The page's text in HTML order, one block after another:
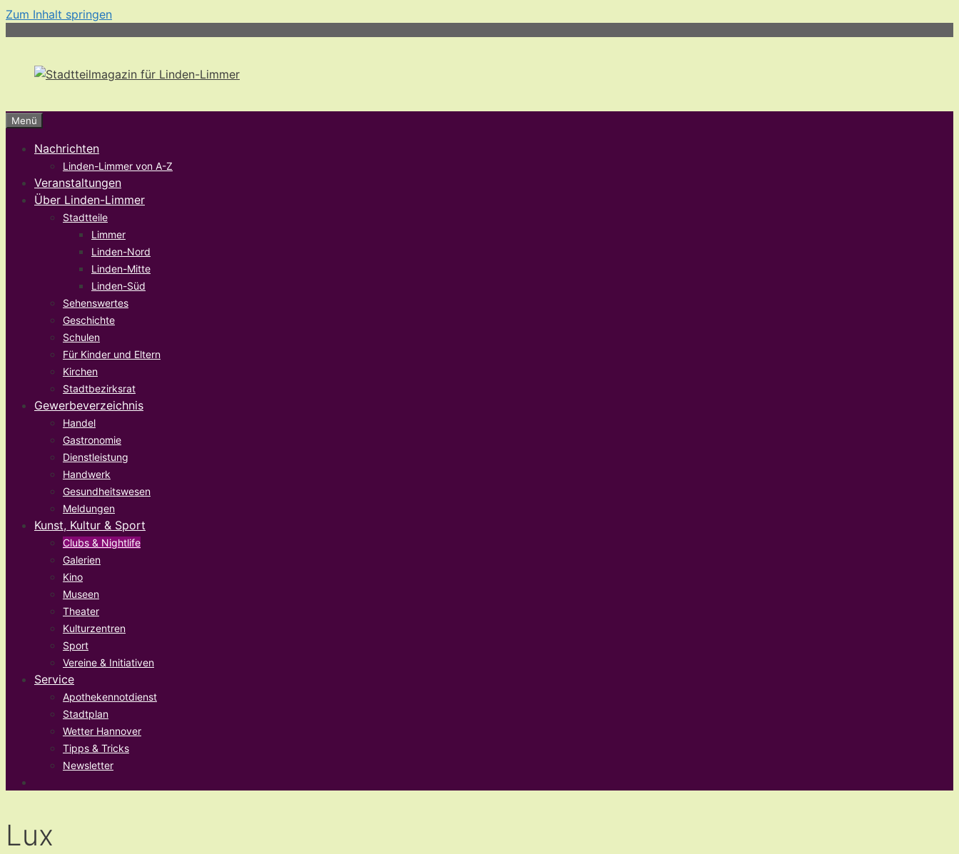
Zum Inhalt springen
Menü
Nachrichten
Linden-Limmer von A-Z
Veranstaltungen
Über Linden-Limmer
Stadtteile
Limmer
Linden-Nord
Linden-Mitte
Linden-Süd
Sehenswertes
Geschichte
Schulen
Für Kinder und Eltern
Kirchen
Stadtbezirksrat
Gewerbeverzeichnis
Handel
Gastronomie
Dienstleistung
Handwerk
Gesundheitswesen
Meldungen
Kunst, Kultur & Sport
Clubs & Nightlife
Galerien
Kino
Museen
Theater
Kulturzentren
Sport
Vereine & Initiativen
Service
Apothekennotdienst
Stadtplan
Wetter Hannover
Tipps & Tricks
Newsletter
Lux